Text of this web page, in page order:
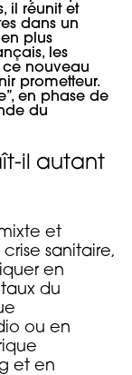
il réunit et
dans un
plus
les
ce nouveau
prometteur.
en phase de
du
il autant
et
sanitaire,
en
du
ou en
et en